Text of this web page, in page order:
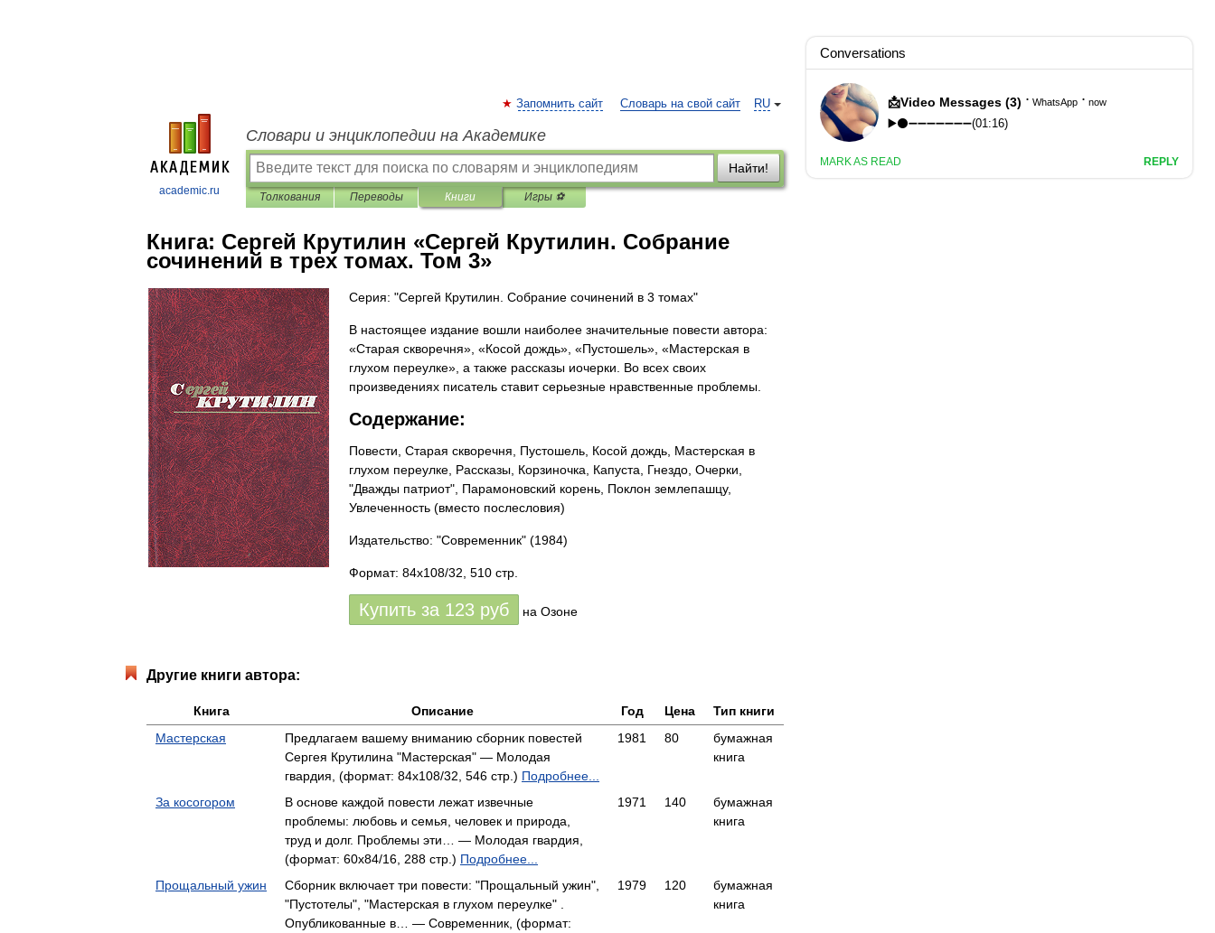
academic.ru
RU
Запомнить сайт Словарь на свой сайт
Словари и энциклопедии на Академике
Найти!
Толкования Переводы Книги Игры ⚽
Книга: Сергей Крутилин «Сергей Крутилин. Собрание
сочинений в трех томах. Том 3»
Серия: "Сергей Крутилин. Собрание сочинений в 3 томах"
В настоящее издание вошли наиболее значительные повести автора:
«Старая скворечня», «Косой дождь», «Пустошель», «Мастерская в
глухом переулке», а также рассказы иочерки. Во всех своих
произведениях писатель ставит серьезные нравственные проблемы.
Содержание:
Повести, Старая скворечня, Пустошель, Косой дождь, Мастерская в
глухом переулке, Рассказы, Корзиночка, Капуста, Гнездо, Очерки,
"Дважды патриот", Парамоновский корень, Поклон землепашцу,
Увлеченность (вместо послесловия)
Издательство: "Современник" (1984)
Формат: 84x108/32, 510 стр.
Купить за 123 руб на Озоне
Другие книги автора:
Книга Описание Год Цена
Тип книги
Мастерская
Предлагаем вашему вниманию сборник повестей
Сергея Крутилина "Мастерская" — Молодая
гвардия, (формат: 84x108/32, 546 стр.) Подробнее...
1981 80
бумажная
книга
За косогором
В основе каждой повести лежат извечные
проблемы: любовь и семья, человек и природа,
труд и долг. Проблемы эти… — Молодая гвардия,
(формат: 60x84/16, 288 стр.) Подробнее...
1971 140
бумажная
книга
Прощальный ужин
Сборник включает три повести: "Прощальный ужин",
"Пустотелы", "Мастерская в глухом переулке" .
Опубликованные в… — Современник, (формат:
1979 120
бумажная
книга